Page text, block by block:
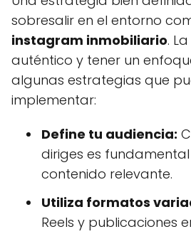
sobresalir en el entorno
instagram inmobiliario.
auténtico y tener un
algunas estrategias que
implementar:
Define tu audiencia:
diriges es
contenido relevante.
Utiliza formatos
Reels y publicaciones